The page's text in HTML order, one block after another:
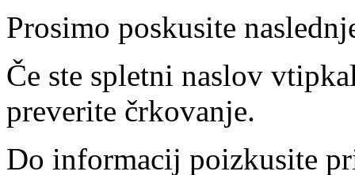
Prosimo poskusite
Če ste spletni naslov
preverite črkovanje.
Do informacij poizkusite